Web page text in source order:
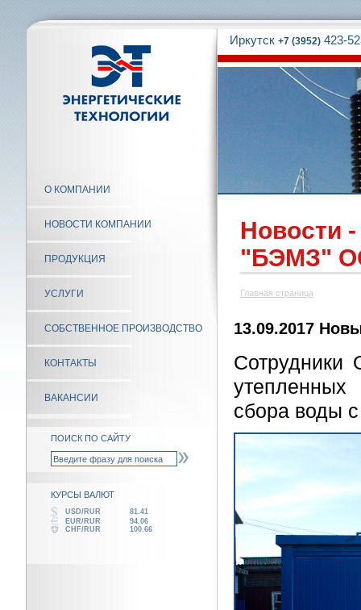
О КОМПАНИИ
НОВОСТИ КОМПАНИИ
ПРОДУКЦИЯ
УСЛУГИ
СОБСТВЕННОЕ ПРОИЗВОДСТВО
КОНТАКТЫ
ВАКАНСИИ
ПОИСК ПО САЙТУ
КУРСЫ ВАЛЮТ
USD/RUR
81.41
EUR/RUR
94.06
CHF/RUR
100.66
Иркутск +7 (3952) 423-
Новости
"БЭМЗ"
Главная страница
13.09.2017
сбора воды